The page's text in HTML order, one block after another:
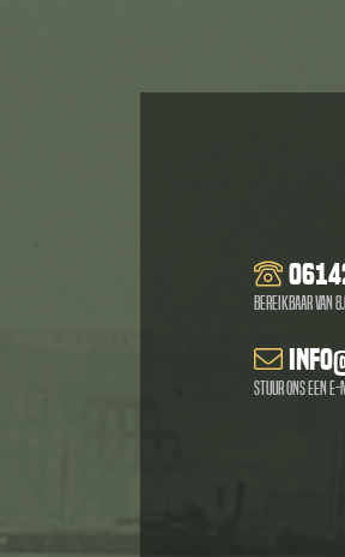
Bereikbaar van
Stuur ons een